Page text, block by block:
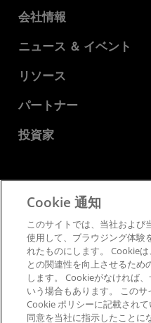
会社情報
AMD について
企業責任
キャリア
お問い合わせ
ニュース ＆ イベント
ニュースルーム
メディア ライブラリ
リソース
デベロッパー セントラル
ケース スタディ
パートナー
AMD パートナー ハブ
投資家
財務情報
取締役会
SEC 提出書類
プ
サプライ
公正でオ
英国
Cookie 通知
このサイトでは、当社および
使用して、ブラウジング体験
れたものにします。 Cookie
との関連性を向上させるため
します。 Cookieがなければ
いう場合もあります。 このサ
Cookie ポリシーに記載され
同意を当社に指示したことに